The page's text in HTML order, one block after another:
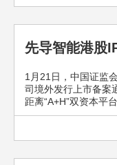
先导智能港股
1月21日，中国证监
司境外发行上市备案
距离“A+H”双资本平